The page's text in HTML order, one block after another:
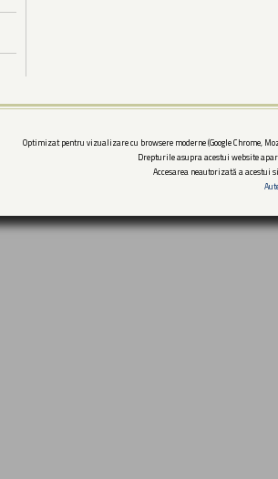
Optimizat pentru vizualizare cu browsere moderne (Google Chrome,
Drepturile asupra acestui website
Accesarea neautorizată a acestui